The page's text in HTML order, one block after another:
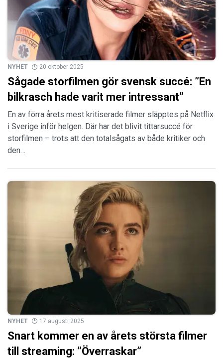
NYHET 20 oktober 2025
Sågade storfilmen gör svensk succé: ”En
bilkrasch hade varit mer intressant”
En av förra årets mest kritiserade filmer släpptes på Netflix
i Sverige inför helgen. Där har det blivit tittarsuccé för
storfilmen – trots att den totalsågats av både kritiker och
den…
NYHET 17 augusti 2025
Snart kommer en av årets största filmer
till streaming: ”Överraskar”